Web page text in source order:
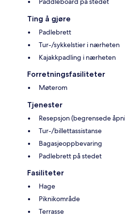
Ting å gjøre
Padlebrett
Tur-/sykkelstier i nærheten
Kajakkpadling i nærheten
Forretningsfasiliteter
Møterom
Tjenester
Resepsjon (begrensede
Tur-/billettassistanse
Bagasjeoppbevaring
Padlebrett på stedet
Fasiliteter
Hage
Piknikområde
Terrasse